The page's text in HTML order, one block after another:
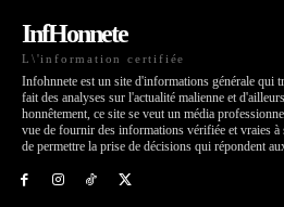
InfHonnete
L\'information certifiée
Infohnnete est un site d'informations générale qui
fait des analyses sur l'actualité malienne et
honnêtement, ce site se veut un média
vue de fournir des informations vérifiée et vraies à
de permettre la prise de décisions qui répondent